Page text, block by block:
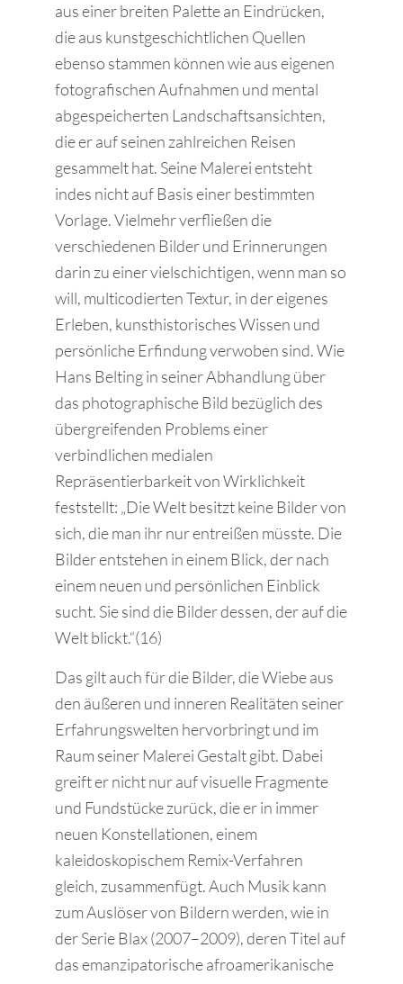
aus einer breiten Palette an Eindrücken,
die aus kunstgeschichtlichen Quellen
ebenso stammen können wie aus eigenen
fotografischen Aufnahmen und mental
abgespeicherten Landschaftsansichten,
die er auf seinen zahlreichen Reisen
gesammelt hat. Seine Malerei entsteht
indes nicht auf Basis einer bestimmten
Vorlage. Vielmehr verfließen die
verschiedenen Bilder und Erinnerungen
darin zu einer vielschichtigen, wenn man so
will, multicodierten Textur, in der eigenes
Erleben, kunsthistorisches Wissen und
persönliche Erfindung verwoben sind. Wie
Hans Belting in seiner Abhandlung über
das photographische Bild bezüglich des
übergreifenden Problems einer
verbindlichen medialen
Repräsentierbarkeit von Wirklichkeit
feststellt: „Die Welt besitzt keine Bilder von
sich, die man ihr nur entreißen müsste. Die
Bilder entstehen in einem Blick, der nach
einem neuen und persönlichen Einblick
sucht. Sie sind die Bilder dessen, der auf die
Welt blickt.“(16)
Das gilt auch für die Bilder, die Wiebe aus
den äußeren und inneren Realitäten seiner
Erfahrungswelten hervorbringt und im
Raum seiner Malerei Gestalt gibt. Dabei
greift er nicht nur auf visuelle Fragmente
und Fundstücke zurück, die er in immer
neuen Konstellationen, einem
kaleidoskopischem Remix-Verfahren
gleich, zusammenfügt. Auch Musik kann
zum Auslöser von Bildern werden, wie in
der Serie Blax (2007–2009), deren Titel auf
das emanzipatorische afroamerikanische